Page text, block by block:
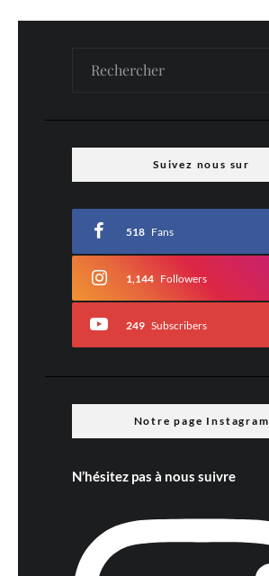
Suivez nous sur
518 Fans
1,144 Followers
249 Subscribers
Notre page Instagram
N’hésitez pas à nous suivre